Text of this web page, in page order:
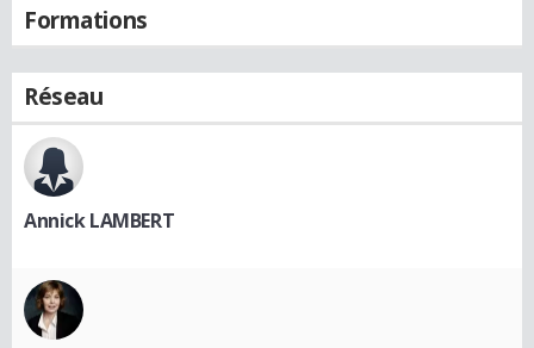
Formations
Réseau
Annick LAMBERT